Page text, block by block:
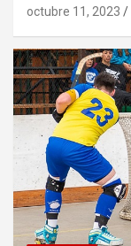
octubre 11, 2023